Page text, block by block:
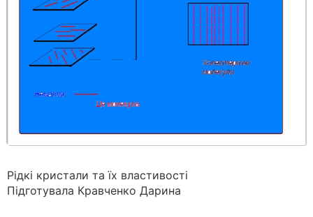
Рідкі кристали та їх властивості
Підготувала Кравченко Дарина